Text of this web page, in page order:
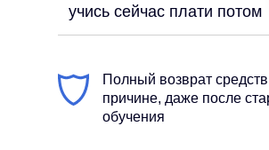
учись сейчас плати потом
Полный возврат
причине, даже после
обучения